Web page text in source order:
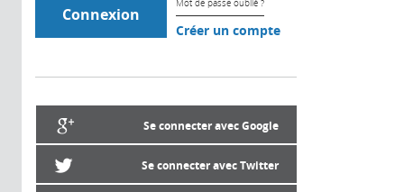
Mot de passe oublié ?
Créer un compte
Se connecter avec Google
Se connecter avec Twitter